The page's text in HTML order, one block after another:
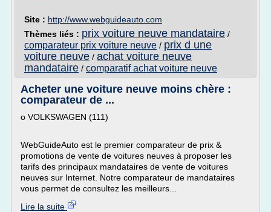
Site : http://www.webguideauto.com
Thèmes liés : prix voiture neuve mandataire /
comparateur prix voiture neuve / prix d une
voiture neuve / achat voiture neuve
mandataire / comparatif achat voiture neuve
Acheter une voiture neuve moins chère :
comparateur de ...
o VOLKSWAGEN (111)
WebGuideAuto est le premier comparateur de prix &
promotions de vente de voitures neuves à proposer les
tarifs des principaux mandataires de vente de voitures
neuves sur Internet. Notre comparateur de mandataires
vous permet de consultez les meilleurs...
Lire la suite